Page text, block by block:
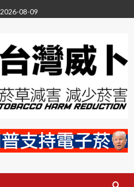
2026-08-09